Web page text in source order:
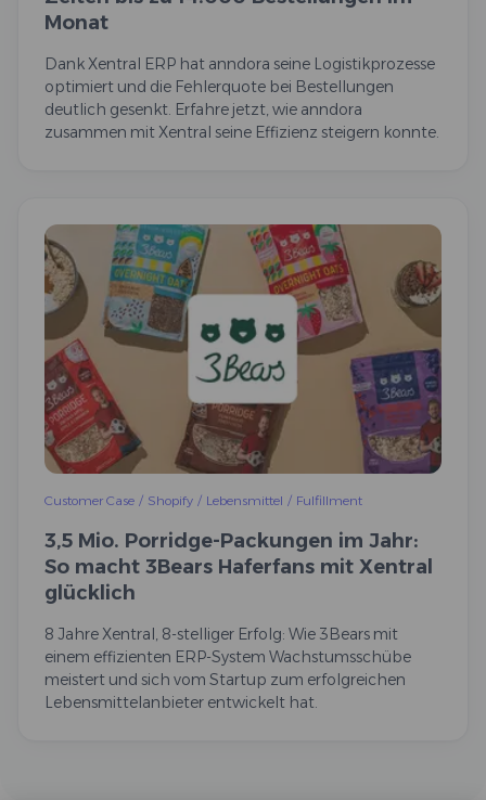
Monat
Dank Xentral ERP hat anndora seine Logistikprozesse
optimiert und die Fehlerquote bei Bestellungen
deutlich gesenkt. Erfahre jetzt, wie anndora
zusammen mit Xentral seine Effizienz steigern konnte.
Customer Case / Shopify / Lebensmittel / Fulfillment
3,5 Mio. Porridge-Packungen im Jahr:
So macht 3Bears Haferfans mit Xentral
glücklich
8 Jahre Xentral, 8-stelliger Erfolg: Wie 3Bears mit
einem effizienten ERP-System Wachstumsschübe
meistert und sich vom Startup zum erfolgreichen
Lebensmittelanbieter entwickelt hat.